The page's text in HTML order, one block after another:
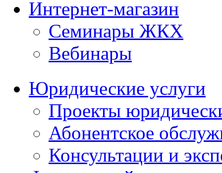
Интернет-магазин
Семинары ЖКХ
Вебинары
Юридические услуги
Проекты
Абонентское
Консультации и